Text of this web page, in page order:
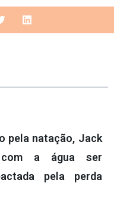
pela natação, Jack
a água ser
pela perda